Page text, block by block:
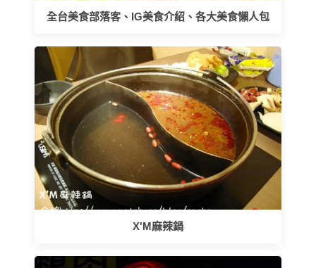
全台美食部落客、IG美食介紹、各大美食懶人包
X'M麻辣鍋